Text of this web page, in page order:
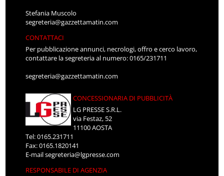
Stefania Muscolo
segreteria@gazzettamatin.com
CONTATTACI
Per pubblicazione annunci, necrologi, offro e cerco lavoro,
contattare la segreteria al numero: 0165/231711
segreteria@gazzettamatin.com
CONCESSIONARIA DI PUBBLICITÀ
LG PRESSE S.R.L.
via Festaz, 52
11100 AOSTA
Tel: 0165.231711
Fax: 0165.1820141
E-mailsegreteria@lgpresse.com
RESPONSABILE DI AGENZIA